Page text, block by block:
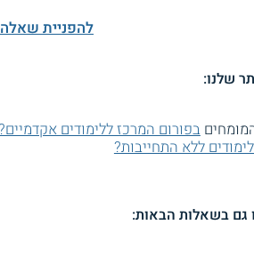
להפניית
שלנו:
בפורום המרכז ללימודים
לימודים ללא התחייבות?
גם בשאלות הבאות: